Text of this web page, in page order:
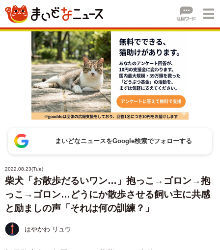
まいどなニュースをGoogle検索でフォローする
2022.08.23(Tue)
柴犬「お散歩だるいワン…」抱っこ→ゴロン→抱
っこ→ゴロン…どうにか散歩させる飼い主に共感
と励ましの声「それは何の訓練？」
はやかわ リュウ